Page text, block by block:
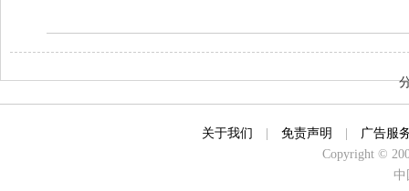
关于我们 免责声明
广告服
Copyright ©